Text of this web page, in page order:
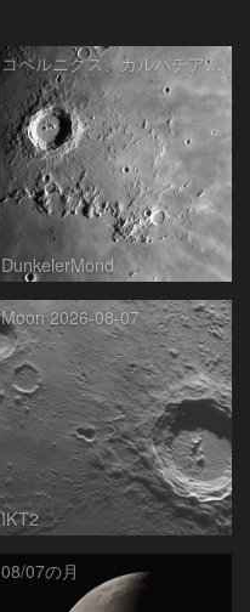
コペルニクス、カルパチア山脈付近
DunkelerMond
Moon 2026-08-07
IKT2
08/07の月